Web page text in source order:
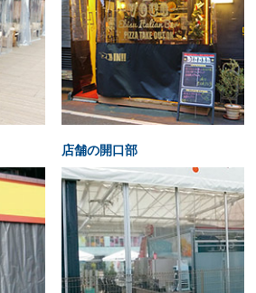
店舗の開口部